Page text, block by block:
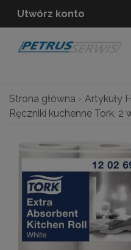
Utwórz konto
Strona główna Artykuły
Ręczniki kuchenne Tork, 2